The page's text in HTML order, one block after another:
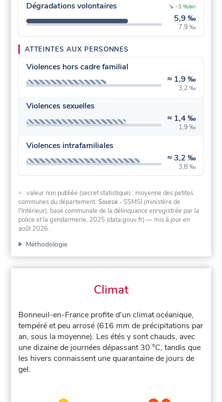
Dégradations volontaires
5,9 ‰
7,9 ‰
↘ -3 %/an
ATTEINTES AUX PERSONNES
Violences hors cadre familial
≈ 1,9 ‰
3,2 ‰
Violences sexuelles
≈ 1,4 ‰
1,9 ‰
Violences intrafamiliales
≈ 3,2 ‰
3,8 ‰
≈ : valeur non publiée (secret statistique) : moyenne des petites
communes du département.Source - SSMSI (ministère de
l'Intérieur), base communale de la délinquance enregistrée par la
police et la gendarmerie, 2025 (data.gouv.fr) — mis à jour en
août 2026.
Méthodologie
Climat
Bonneuil-en-France profite d'un climat océanique,
tempéré et peu arrosé (616 mm de précipitations par
an, sous la moyenne). Les étés y sont chauds, avec
une dizaine de journées dépassant 30 °C, tandis que
les hivers connaissent une quarantaine de jours de
gel.